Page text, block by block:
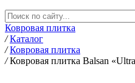
Ковровая плитка
/ Каталог
/ Ковровая плитка
/ Ковровая плитка Balsan